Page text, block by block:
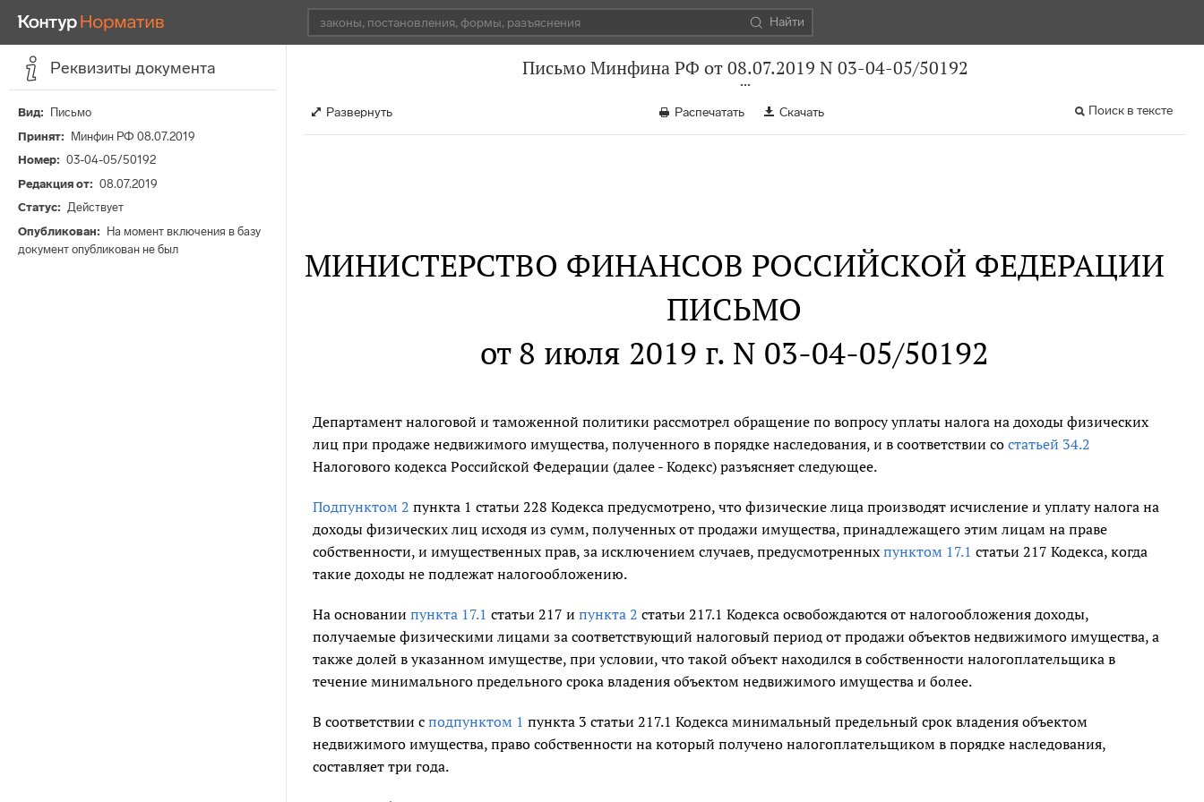
Найти
Реквизиты документа
Вид
Письмо
Принят
Минфин РФ 08.07.2019
Номер
03-04-05/50192
Редакция от
08.07.2019
Статус
Действует
Опубликован
На момент включения в базу
документ опубликован не был
Письмо Минфина РФ от 08.07.2019 N 03-04-05/50192
Развернуть Распечатать Скачать Поиск в тексте
МИНИСТЕРСТВО ФИНАНСОВ РОССИЙСКОЙ ФЕДЕРАЦИИ
ПИСЬМО
от 8 июля 2019 г. N 03-04-05/50192
Департамент налоговой и таможенной политики рассмотрел обращение по вопросу уплаты налога на доходы физических
лиц при продаже недвижимого имущества, полученного в порядке наследования, и в соответствии со статьей 34.2
Налогового кодекса Российской Федерации (далее - Кодекс) разъясняет следующее.
Подпунктом 2 пункта 1 статьи 228 Кодекса предусмотрено, что физические лица производят исчисление и уплату налога на
доходы физических лиц исходя из сумм, полученных от продажи имущества, принадлежащего этим лицам на праве
собственности, и имущественных прав, за исключением случаев, предусмотренных пунктом 17.1 статьи 217 Кодекса, когда
такие доходы не подлежат налогообложению.
На основании пункта 17.1 статьи 217 и пункта 2 статьи 217.1 Кодекса освобождаются от налогообложения доходы,
получаемые физическими лицами за соответствующий налоговый период от продажи объектов недвижимого имущества, а
также долей в указанном имуществе, при условии, что такой объект находился в собственности налогоплательщика в
течение минимального предельного срока владения объектом недвижимого имущества и более.
В соответствии с подпунктом 1 пункта 3 статьи 217.1 Кодекса минимальный предельный срок владения объектом
недвижимого имущества, право собственности на который получено налогоплательщиком в порядке наследования,
составляет три года.